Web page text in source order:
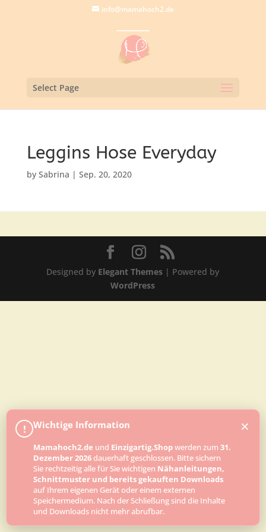
info@mamahoch2.de
Select Page
Leggins Hose Everyday
by Sabrina | Sep. 20, 2020
Designed by Elegant Themes | Powered by
WordPress
! Wichtige Information
Mamahoch2.de und Einzigartig.Shopwerden zum 31.
Dezember 2026dauerhaft geschlossen. Bitte sichern
Sie rechtzeitig alle für Sie wichtigen Nähanleitungen,
Schnittmuster und bereits gekauften Downloads
auf Ihrem eigenen Gerät oder einem externen
Speichermedium. Nach der Schließung sind die Inhalte
und Downloads nicht mehr abrufbar.
×